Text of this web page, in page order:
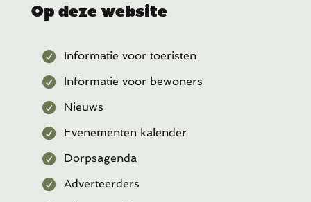
Op deze website
Informatie voor toeristen
Informatie voor bewoners
Nieuws
Evenementen kalender
Dorpsagenda
Adverteerders